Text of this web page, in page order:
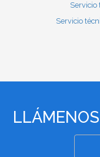
Servicio
Servicio